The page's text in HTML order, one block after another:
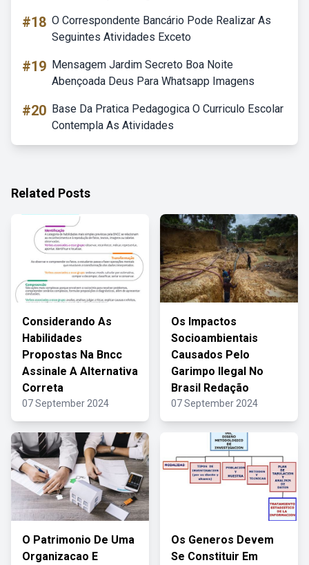
#18 O Correspondente Bancário Pode Realizar As
Seguintes Atividades Exceto
#19 Mensagem Jardim Secreto Boa Noite
Abençoada Deus Para Whatsapp Imagens
#20 Base Da Pratica Pedagogica O Curriculo Escolar
Contempla As Atividades
Related Posts
Considerando As
Habilidades
Propostas Na Bncc
Assinale A Alternativa
Correta
07 September 2024
Os Impactos
Socioambientais
Causados Pelo
Garimpo Ilegal No
Brasil Redação
07 September 2024
O Patrimonio De Uma
Organizacao E
Os Generos Devem
Se Constituir Em